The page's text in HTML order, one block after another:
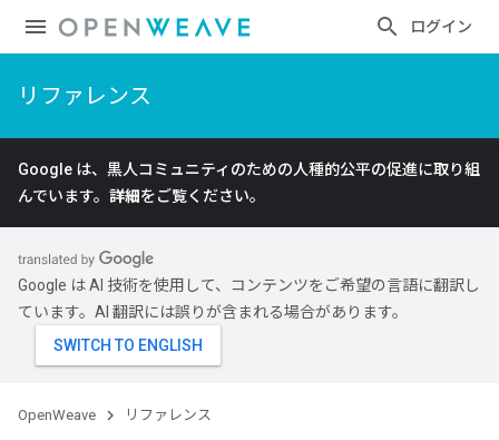
ログイン
リファレンス
Google は、黒人コミュニティのための人種的公平の促進に取り組
んでいます。 詳細をご覧ください。
Google は AI 技術を使用して、コンテンツをご希望の言語に翻訳し
ています。AI 翻訳には誤りが含まれる場合があります。
OpenWeave リファレンス